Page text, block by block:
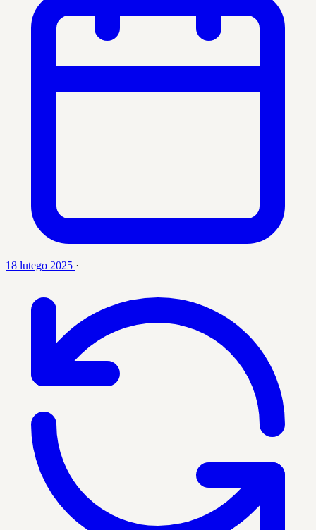
18 lutego 2025 ·